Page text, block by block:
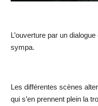
L’ouverture par un
sympa.
Les différentes scènes
qui s’en prennent plein la